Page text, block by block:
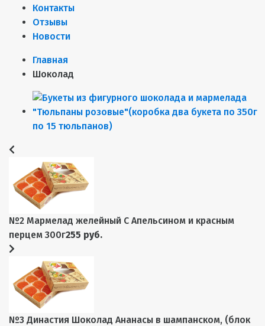
Контакты
Отзывы
Новости
Главная
Шоколад
№2 Мармелад желейный С Апельсином и красным
перцем 300г255 руб.
№3 Династия Шоколад Ананасы в шампанском, (блок